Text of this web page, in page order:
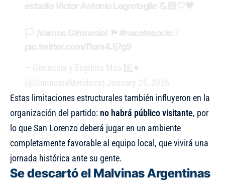
estadio Víctor Antonio Legrotaglie 💪🏻🤍🖤
🏳️ ¡Vamos Gimnasia! 🏴 #hacetesocio🙋‍♂️
pic.twitter.com/f1om4Jj7g9
— Gimnasia y Esgrima Mza 8️⃣♥️
(@GimnasiaMendoza) January 25, 2026
Estas limitaciones estructurales también influyeron en la
organización del partido: no habrá público visitante, por
lo que San Lorenzo deberá jugar en un ambiente
completamente favorable al equipo local, que vivirá una
jornada histórica ante su gente.
Se descartó el Malvinas Argentinas